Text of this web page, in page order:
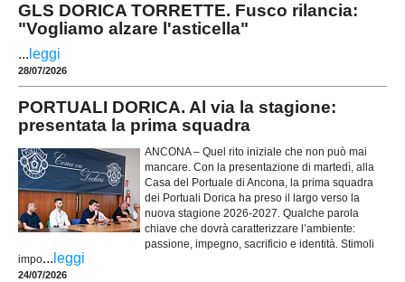
GLS DORICA TORRETTE. Fusco rilancia:
"Vogliamo alzare l'asticella"
... leggi
28/07/2026
PORTUALI DORICA. Al via la stagione:
presentata la prima squadra
ANCONA – Quel rito iniziale che non può mai
mancare. Con la presentazione di martedì, alla
Casa del Portuale di Ancona, la prima squadra
dei Portuali Dorica ha preso il largo verso la
nuova stagione 2026-2027. Qualche parola
chiave che dovrà caratterizzare l’ambiente:
passione, impegno, sacrificio e identità. Stimoli
impo... leggi
24/07/2026